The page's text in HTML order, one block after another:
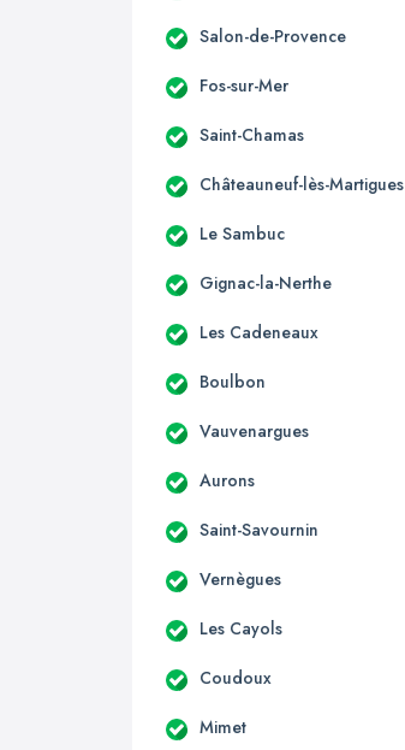
Salon-de-Provence
Fos-sur-Mer
Saint-Chamas
Châteauneuf-lès-Martigues
Le Sambuc
Gignac-la-Nerthe
Les Cadeneaux
Boulbon
Vauvenargues
Aurons
Saint-Savournin
Vernègues
Les Cayols
Coudoux
Mimet